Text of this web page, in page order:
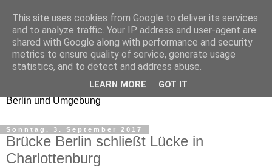
Church Checker
Erfahrungsberichte aus
Gottesdiensten und
Berlin und Umgebung
Sonntag, 3. September 2017
Brücke Berlin schließt Lücke in
Charlottenburg
This site uses cookies from Google to deliver its services
and to analyze traffic. Your IP address and user-agent are
shared with Google along with performance and security
metrics to ensure quality of service, generate usage
statistics, and to detect and address abuse.
LEARN MORE GOT IT